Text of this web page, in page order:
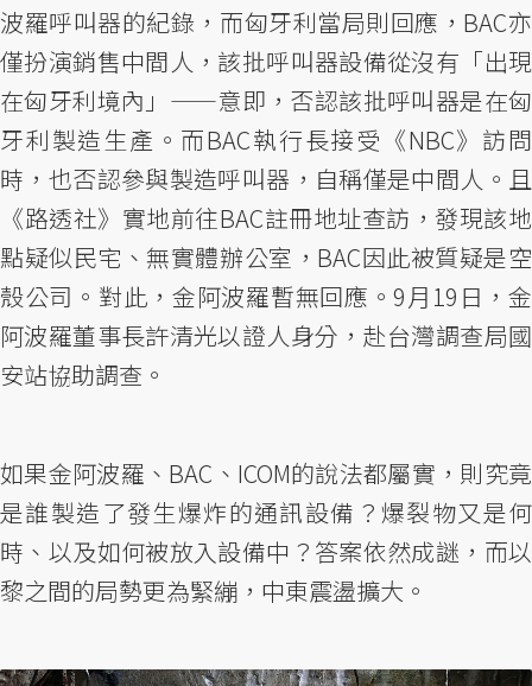
波羅呼叫器的紀錄，而匈牙利當局則回應，BAC亦
僅扮演銷售中間人，該批呼叫器設備從沒有「出現
在匈牙利境內」——意即，否認該批呼叫器是在匈
牙利製造生產。而BAC執行長接受《NBC》訪問
時，也否認參與製造呼叫器，自稱僅是中間人。且
《路透社》實地前往BAC註冊地址查訪，發現該地
點疑似民宅、無實體辦公室，BAC因此被質疑是空
殼公司。對此，金阿波羅暫無回應。9月19日，金
阿波羅董事長許清光以證人身分，赴台灣調查局國
安站協助調查。
如果金阿波羅、BAC、ICOM的說法都屬實，則究竟
是誰製造了發生爆炸的通訊設備？爆裂物又是何
時、以及如何被放入設備中？答案依然成謎，而以
黎之間的局勢更為緊繃，中東震盪擴大。